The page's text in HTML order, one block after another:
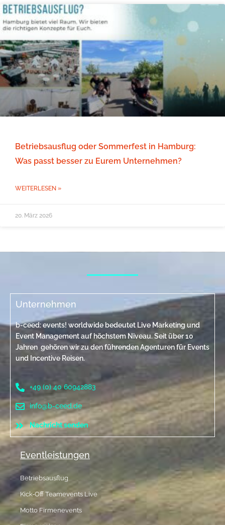
Betriebsausflug oder Sommerfest in Hamburg:
Was passt besser zu Eurem Unternehmen?
WEITERLESEN »
20. März 2026
Unternehmen
b-ceed: events! worldwide bedeutet Live Marketing und
Event Management auf höchstem Niveau. Seit über 10
Jahren gehören wir zu den führenden Agenturen für Events
und Incentive Reisen.
+49 (0) 40 60942883
info@b-ceed.de
Nachricht senden
Eventleistungen
Betriebsausflug
Kick-Off Teamevents Live
Motto Firmenevents